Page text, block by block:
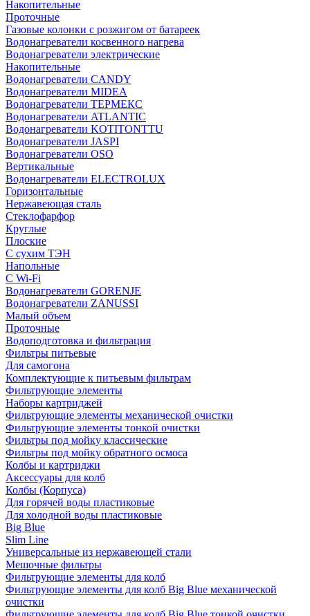
Накопительные
Проточные
Газовые колонки с розжигом от батареек
Водонагреватели косвенного нагрева
Водонагреватели электрические
Накопительные
Водонагреватели CANDY
Водонагреватели MIDEA
Водонагреватели ТЕРМЕКС
Водонагреватели ATLANTIC
Водонагреватели KOTITONTTU
Водонагреватели JASPI
Водонагреватели OSO
Вертикальные
Водонагреватели ELECTROLUX
Горизонтальные
Нержавеющая сталь
Стеклофарфор
Круглые
Плоские
С сухим ТЭН
Напольные
С Wi-Fi
Водонагреватели GORENJE
Водонагреватели ZANUSSI
Малый объем
Проточные
Водоподготовка и фильтрация
Фильтры питьевые
Для самогона
Комплектующие к питьевым фильтрам
Фильтрующие элементы
Наборы картриджей
Фильтрующие элементы механической очистки
Фильтрующие элементы тонкой очистки
Фильтры под мойку классические
Фильтры под мойку обратного осмоса
Колбы и картриджи
Аксессуары для колб
Колбы (Корпуса)
Для горячей воды пластиковые
Для холодной воды пластиковые
Big Blue
Slim Line
Универсальные из нержавеющей стали
Мешочные фильтры
Фильтрующие элементы для колб
Фильтрующие элементы для колб Big Blue механической
очистки